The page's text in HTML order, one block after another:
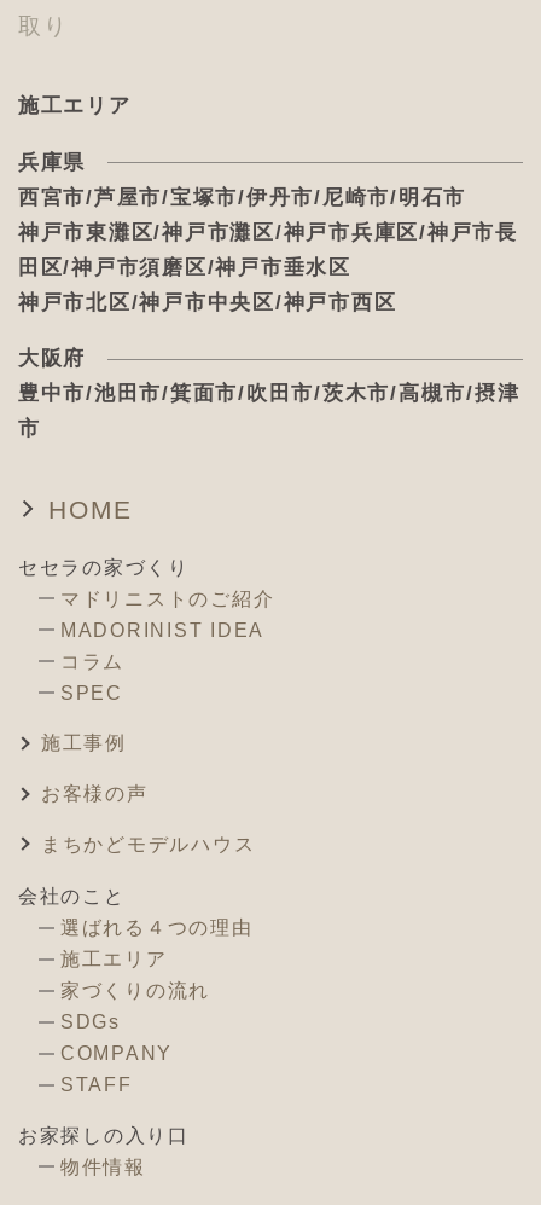
取り
施工エリア
兵庫県
西宮市/芦屋市/宝塚市/伊丹市/尼崎市/明石市
神戸市東灘区/神戸市灘区/神戸市兵庫区/神戸市長
田区/神戸市須磨区/神戸市垂水区
神戸市北区/神戸市中央区/神戸市西区
大阪府
豊中市/池田市/箕面市/吹田市/茨木市/高槻市/摂津
市
HOME
セセラの家づくり
マドリニストのご紹介
MADORINIST IDEA
コラム
SPEC
施工事例
お客様の声
まちかどモデルハウス
会社のこと
選ばれる４つの理由
施工エリア
家づくりの流れ
SDGs
COMPANY
STAFF
お家探しの入り口
物件情報